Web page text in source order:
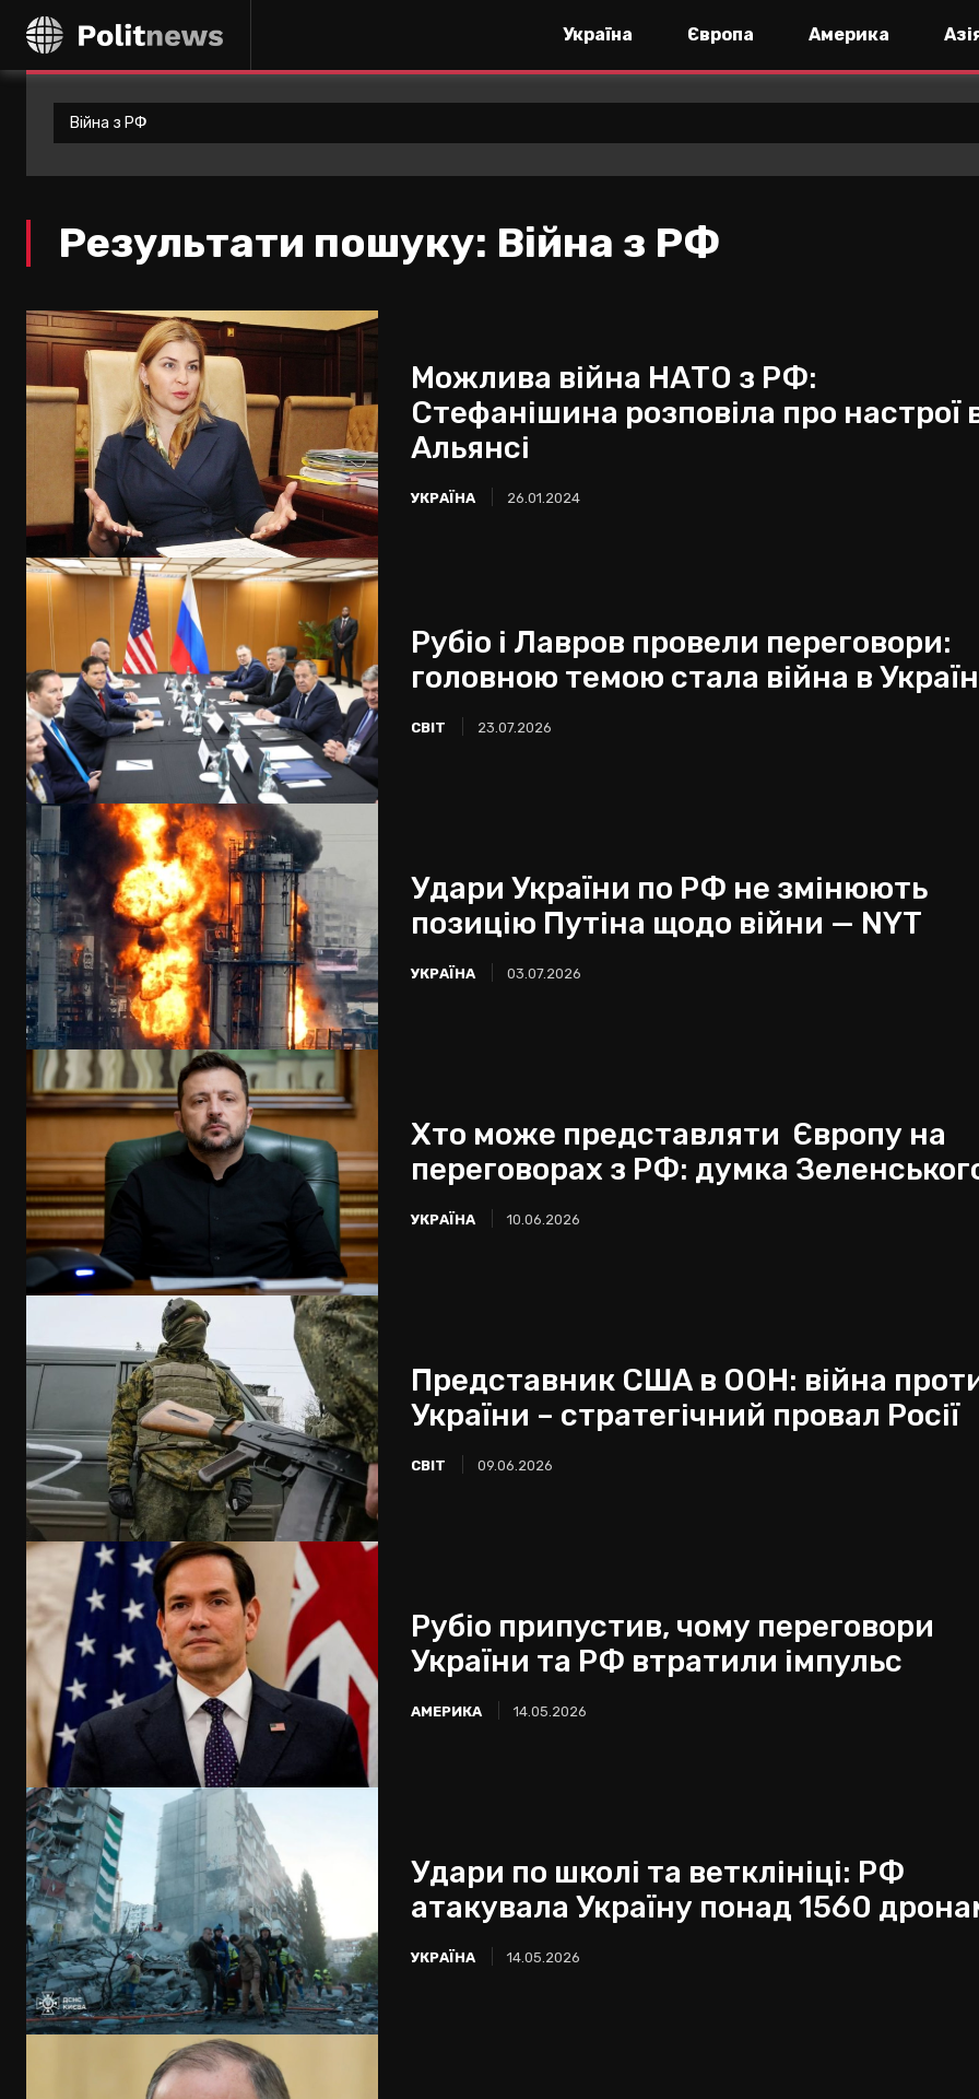
Україна Європа Америка
Результати пошуку: Війна з РФ
Можлива війна НАТО з РФ:
Стефанішина розповіла про настрої
Альянсі
УКРАЇНА 26.01.2024
Рубіо і Лавров провели переговори:
головною темою стала війна в
СВІТ 23.07.2026
Удари України по РФ не змінюють
позицію Путіна щодо війни — NYT
УКРАЇНА 03.07.2026
Хто може представляти Європу на
переговорах з РФ: думка
УКРАЇНА 10.06.2026
Представник США в ООН: війна
України – стратегічний провал Росії
СВІТ 09.06.2026
Рубіо припустив, чому переговори
України та РФ втратили імпульс
АМЕРИКА 14.05.2026
Удари по школі та ветклініці: РФ
атакувала Україну понад 1560
УКРАЇНА 14.05.2026